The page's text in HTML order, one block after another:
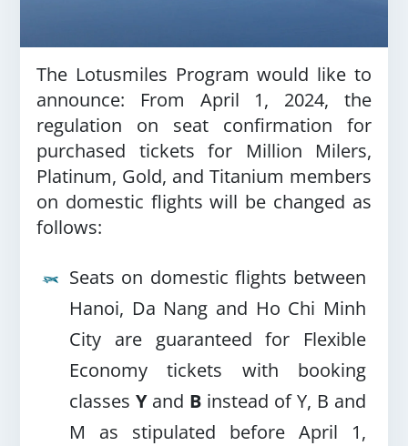
The Lotusmiles Program would like to
announce: From April 1, 2024, the
regulation on seat confirmation for
purchased tickets for Million Milers,
Platinum, Gold, and Titanium members
on domestic flights will be changed as
follows:
Seats on domestic flights between
Hanoi, Da Nang and Ho Chi Minh
City are guaranteed for Flexible
Economy tickets with booking
classesY and B instead of Y, B and
M as stipulated before April 1,